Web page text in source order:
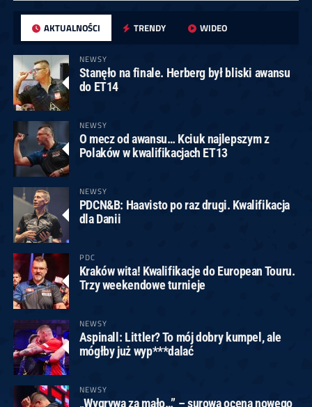
AKTUALNOŚCI TRENDY WIDEO
NEWSY
Stanęło na finale. Herberg był bliski awansu
do ET14
NEWSY
O mecz od awansu… Kciuk najlepszym z
Polaków w kwalifikacjach ET13
NEWSY
PDCN&B: Haavisto po raz drugi. Kwalifikacja
dla Danii
PDC
Kraków wita! Kwalifikacje do European Touru.
Trzy weekendowe turnieje
NEWSY
Aspinall: Littler? To mój dobry kumpel, ale
mógłby już wyp***dalać
NEWSY
„Wygrywa za mało…” – surowa ocena nowego